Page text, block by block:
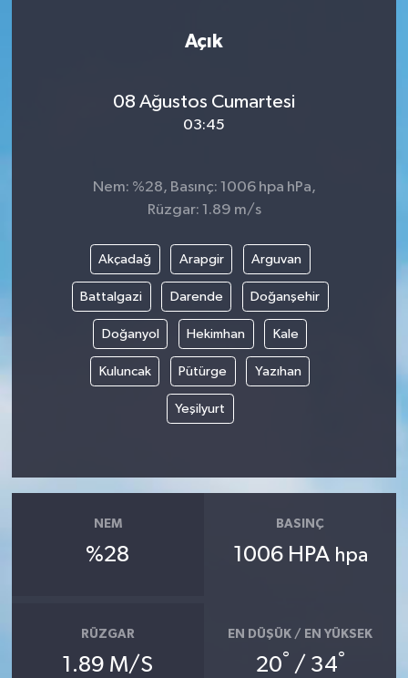
Açık
08 Ağustos Cumartesi
03:45
Nem: %28, Basınç: 1006 hpa hPa,
Rüzgar: 1.89 m/s
Akçadağ Arapgir Arguvan
Battalgazi Darende Doğanşehir
Doğanyol Hekimhan Kale
Kuluncak Pütürge Yazıhan
Yeşilyurt
NEM
%28
BASINÇ
1006 HPA hpa
RÜZGAR
1.89 M/S
EN DÜŞÜK / EN YÜKSEK
20° / 34°